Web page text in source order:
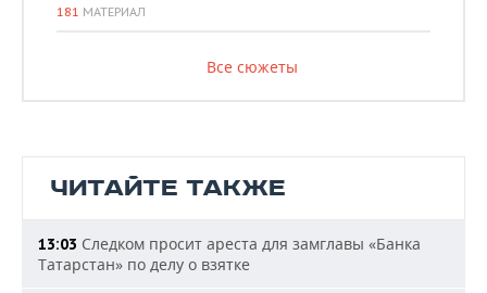
181 МАТЕРИАЛ
Все сюжеты
ЧИТАЙТЕ ТАКЖЕ
13:03 Следком просит ареста для замглавы «Банка
Татарстан» по делу о взятке